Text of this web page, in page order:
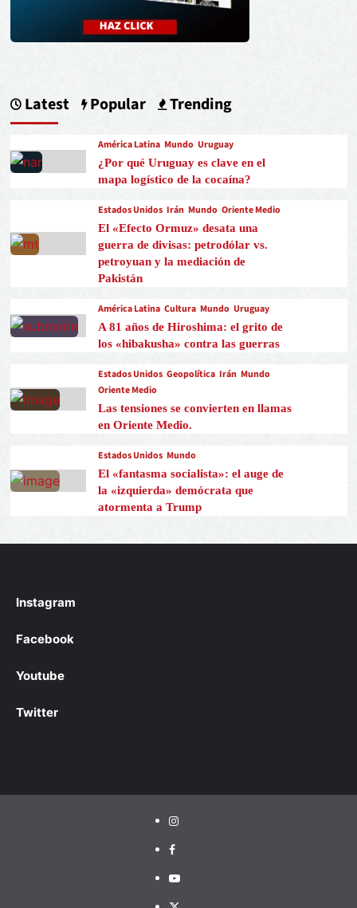
Latest Popular Trending
América Latina Mundo Uruguay
¿Por qué Uruguay es clave en el
mapa logístico de la cocaína?
Estados Unidos Irán Mundo Oriente Medio
El «Efecto Ormuz» desata una
guerra de divisas: petrodólar vs.
petroyuan y la mediación de
Pakistán
América Latina Cultura Mundo Uruguay
A 81 años de Hiroshima: el grito de
los «hibakusha» contra las guerras
Estados Unidos Geopolítica Irán Mundo
Oriente Medio
Las tensiones se convierten en llamas
en Oriente Medio.
Estados Unidos Mundo
El «fantasma socialista»: el auge de
la «izquierda» demócrata que
atormenta a Trump
Instagram
Facebook
Youtube
Twitter